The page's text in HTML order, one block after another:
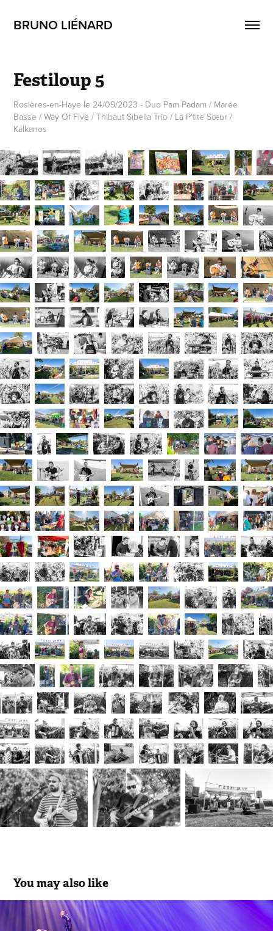
BRUNO LIÉNARD
Festiloup 5
Rosières-en-Haye le 24/09/2023 - Duo Pam Padam / Marée
Basse / Way Of Five / Thibaut Sibella Trio / La P'tite Sœur /
Kalkanos
You may also like
Bridge Of Souls